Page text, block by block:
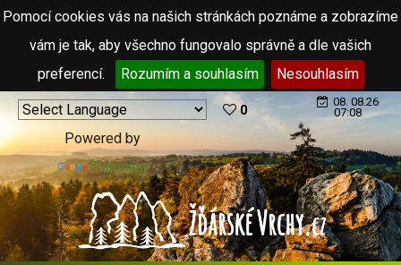
Pomocí cookies vás na našich stránkách poznáme a zobrazíme
vám je tak, aby všechno fungovalo správně a dle vašich
preferencí.
Rozumím a souhlasím Nesouhlasím
Powered by
Translate
0
08. 08.26
07:08